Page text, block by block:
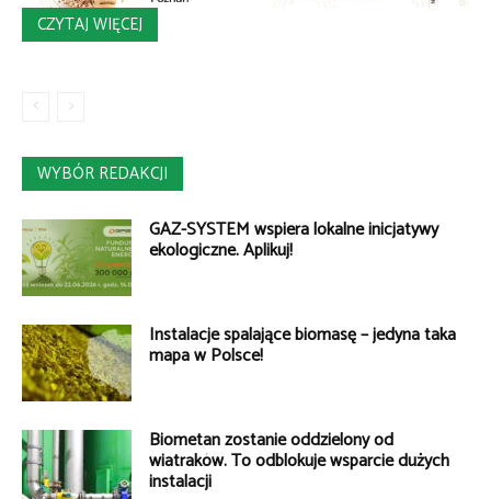
CZYTAJ WIĘCEJ
WYBÓR REDAKCJI
GAZ-SYSTEM wspiera lokalne inicjatywy
ekologiczne. Aplikuj!
Instalacje spalające biomasę – jedyna taka
mapa w Polsce!
Biometan zostanie oddzielony od
wiatraków. To odblokuje wsparcie dużych
instalacji